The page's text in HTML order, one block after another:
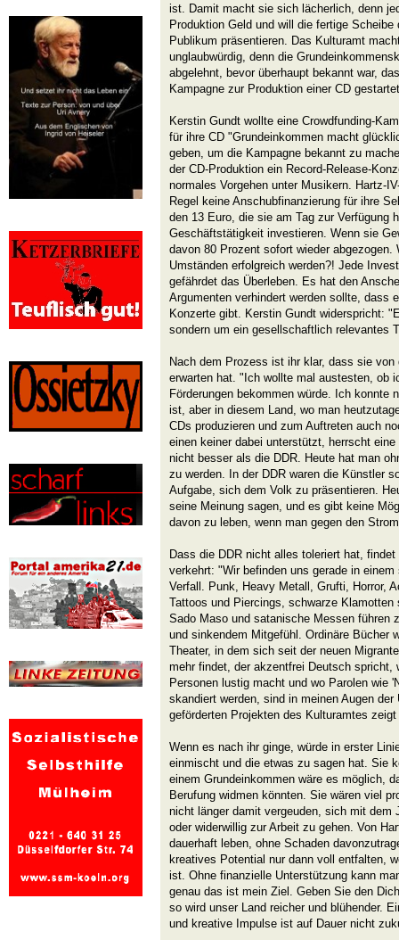
ist. Damit macht sie sich lächerlich, denn
Produktion Geld und will die fertige
Publikum präsentieren. Das Kulturamt
unglaubwürdig, denn die
abgelehnt, bevor überhaupt bekannt war,
Kampagne zur Produktion einer CD
Kerstin Gundt wollte eine Crowdfunding-
für ihre CD "Grundeinkommen macht
geben, um die Kampagne bekannt zu
der CD-Produktion ein Record-Release-
normales Vorgehen unter Musikern. Hartz-
Regel keine Anschubfinanzierung für ihre
den 13 Euro, die sie am Tag zur Verfügung
Geschäftstätigkeit investieren. Wenn sie
davon 80 Prozent sofort wieder abgezogen.
Umständen erfolgreich werden?! Jede
gefährdet das Überleben. Es hat den
Argumenten verhindert werden sollte, dass
Konzerte gibt. Kerstin Gundt widerspricht:
sondern um ein gesellschaftlich relevantes
Nach dem Prozess ist ihr klar, dass sie
erwarten hat. "Ich wollte mal austesten, ob
Förderungen bekommen würde. Ich konnte
ist, aber in diesem Land, wo man
CDs produzieren und zum Auftreten auch
einen keiner dabei unterstützt, herrscht
nicht besser als die DDR. Heute hat man
zu werden. In der DDR waren die Künstler
Aufgabe, sich dem Volk zu präsentieren.
seine Meinung sagen, und es gibt keine
davon zu leben, wenn man gegen den
Dass die DDR nicht alles toleriert hat,
verkehrt: "Wir befinden uns gerade in
Verfall. Punk, Heavy Metall, Grufti, Horror,
Tattoos und Piercings, schwarze
Sado Maso und satanische Messen führen
und sinkendem Mitgefühl. Ordinäre Bücher
Theater, in dem sich seit der neuen
mehr findet, der akzentfrei Deutsch spricht,
Personen lustig macht und wo Parolen wie
skandiert werden, sind in meinen Augen der
geförderten Projekten des Kulturamtes
Wenn es nach ihr ginge, würde in erster
einmischt und die etwas zu sagen hat. Sie
einem Grundeinkommen wäre es möglich,
Berufung widmen könnten. Sie wären viel
nicht länger damit vergeuden, sich mit dem
oder widerwillig zur Arbeit zu gehen. Von
dauerhaft leben, ohne Schaden
kreatives Potential nur dann voll entfalten,
ist. Ohne finanzielle Unterstützung kann
genau das ist mein Ziel. Geben Sie den
so wird unser Land reicher und blühender.
und kreative Impulse ist auf Dauer nicht